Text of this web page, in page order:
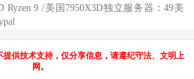
Ryzen 9 /美国7950X3D独立服务器：49美
供技术支持，仅分享信息，请遵纪守法、文明上
网。